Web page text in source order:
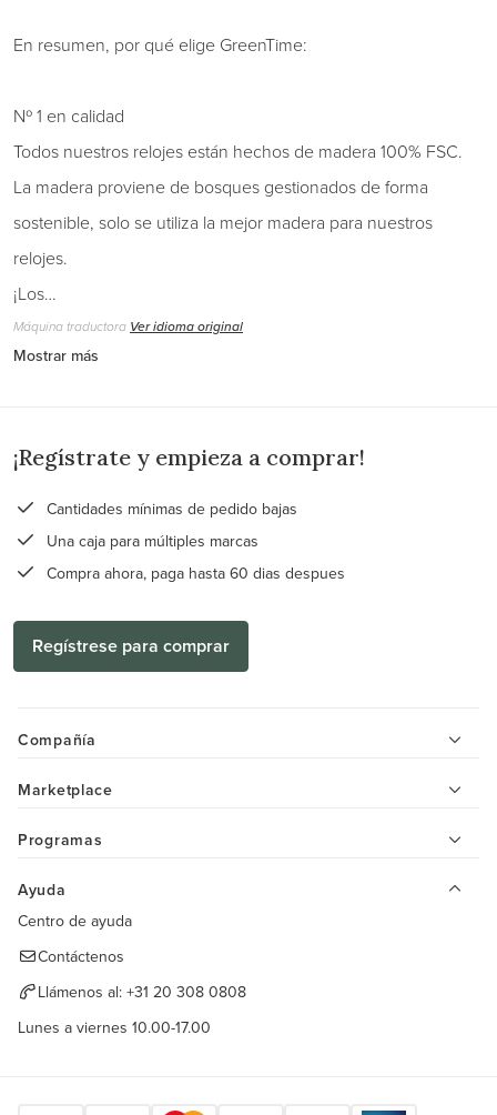
En resumen, por qué elige GreenTime:
Nº 1 en calidad
Todos nuestros relojes están hechos de madera 100% FSC.
La madera proviene de bosques gestionados de forma
sostenible, solo se utiliza la mejor madera para nuestros
relojes.
¡Los…
Máquina traductora Ver idioma original
Mostrar más
¡Regístrate y empieza a comprar!
Cantidades mínimas de pedido bajas
Una caja para múltiples marcas
Compra ahora, paga hasta 60 dias despues
Regístrese para comprar
Compañía
Marketplace
Programas
Ayuda
Centro de ayuda
Contáctenos
Llámenos al: +31 20 308 0808
Lunes a viernes 10.00-17.00